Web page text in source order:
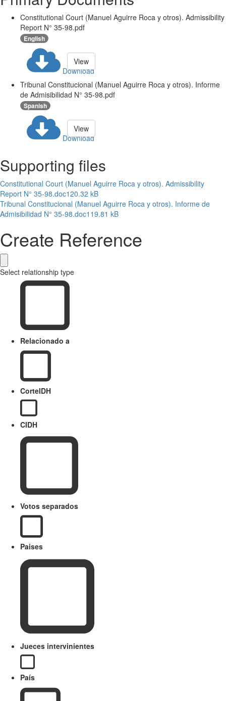
Constitutional Court (Manuel Aguirre Roca y otros). Admissibility
Report N° 35-98.pdf
English
Download
View
Tribunal Constitucional (Manuel Aguirre Roca y otros). Informe
de Admisibilidad N° 35-98.pdf
Spanish
Download
View
Supporting files
Constitutional Court (Manuel Aguirre Roca y otros). Admissibility
Report N° 35-98.doc120.32 kB
Tribunal Constitucional (Manuel Aguirre Roca y otros). Informe de
Admisibilidad N° 35-98.doc119.81 kB
Create Reference
Select relationship type
Relacionado a
CorteIDH
CIDH
Votos separados
Paises
Jueces intervinientes
País